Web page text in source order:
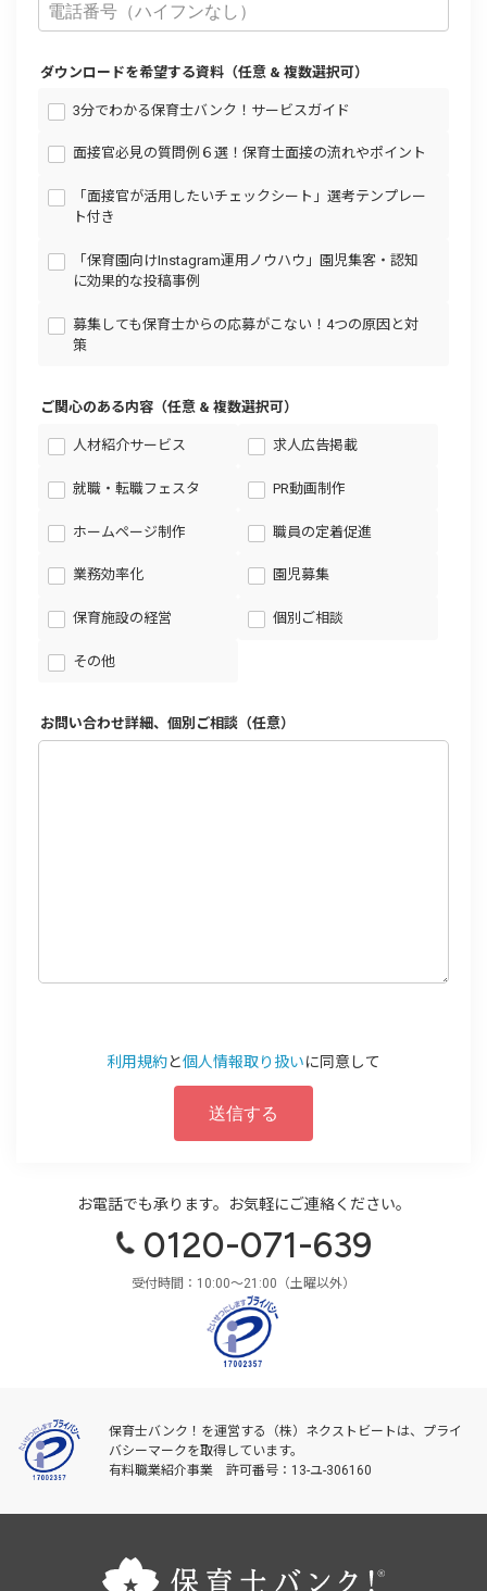
お電話でも承ります。お気軽にご連絡ください。
0120-071-639
受付時間：10:00〜21:00（土曜以外）
ダウンロードを希望する資料（任意 & 複数選択可）
3分でわかる保育士バンク！サービスガイド
面接官必見の質問例６選！保育士面接の流れやポイント
「面接官が活用したいチェックシート」選考テンプレー
ト付き
「保育園向けInstagram運用ノウハウ」園児集客・認知
に効果的な投稿事例
募集しても保育士からの応募がこない！4つの原因と対
策
ご関心のある内容（任意 & 複数選択可）
人材紹介サービス 求人広告掲載
就職・転職フェスタ PR動画制作
ホームページ制作 職員の定着促進
業務効率化 園児募集
保育施設の経営 個別ご相談
その他
お問い合わせ詳細、個別ご相談（任意）
利用規約と個人情報取り扱いに同意して
保育士バンク！を運営する（株）ネクストビートは、プライ
バシーマークを取得しています。
有料職業紹介事業 許可番号：13-ユ-306160